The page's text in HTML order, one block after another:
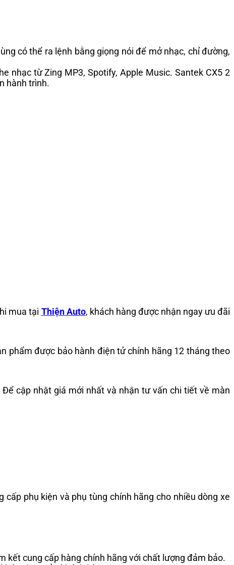
có thể ra lệnh bằng giọng nói để mở nhạc, chỉ đường,
nhạc từ Zing MP3, Spotify, Apple Music. Santek CX5 2
hành trình.
mua tại Thiện Auto, khách hàng được nhận ngay ưu đãi
phẩm được bảo hành điện tử chính hãng 12 tháng theo
cập nhật giá mới nhất và nhận tư vấn chi tiết về màn
phụ kiện và phụ tùng chính hãng cho nhiều dòng xe
kết cung cấp hàng chính hãng với chất lượng đảm bảo.